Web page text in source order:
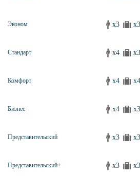
Эконом x3 x3
Стандарт x4 x3
Комфорт x4 x4
Бизнес x4 x3
Представительский x3 x3
Представительский+ x3 x3